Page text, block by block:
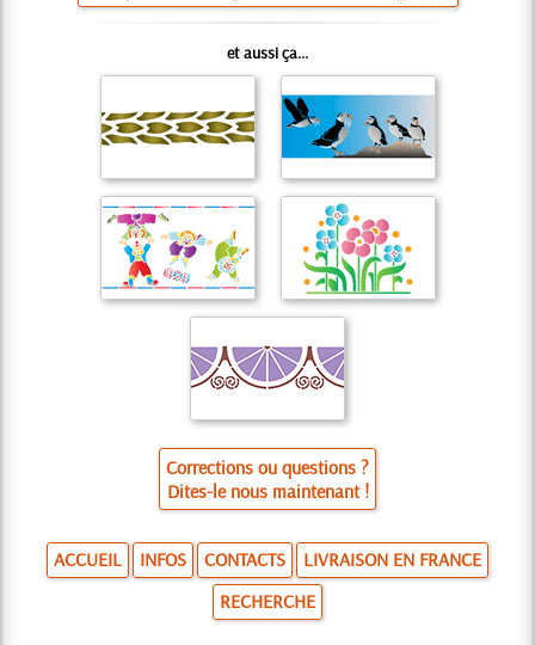
et aussi ça...
Corrections ou questions ?
Dites-le nous maintenant !
ACCUEIL INFOS CONTACTS
LIVRAISON EN FRANCE
RECHERCHE